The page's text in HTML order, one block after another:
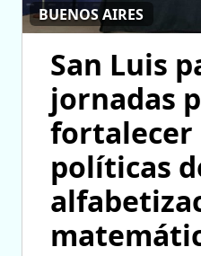
BUENOS AIRES
San Luis
jornadas
fortalecer
políticas